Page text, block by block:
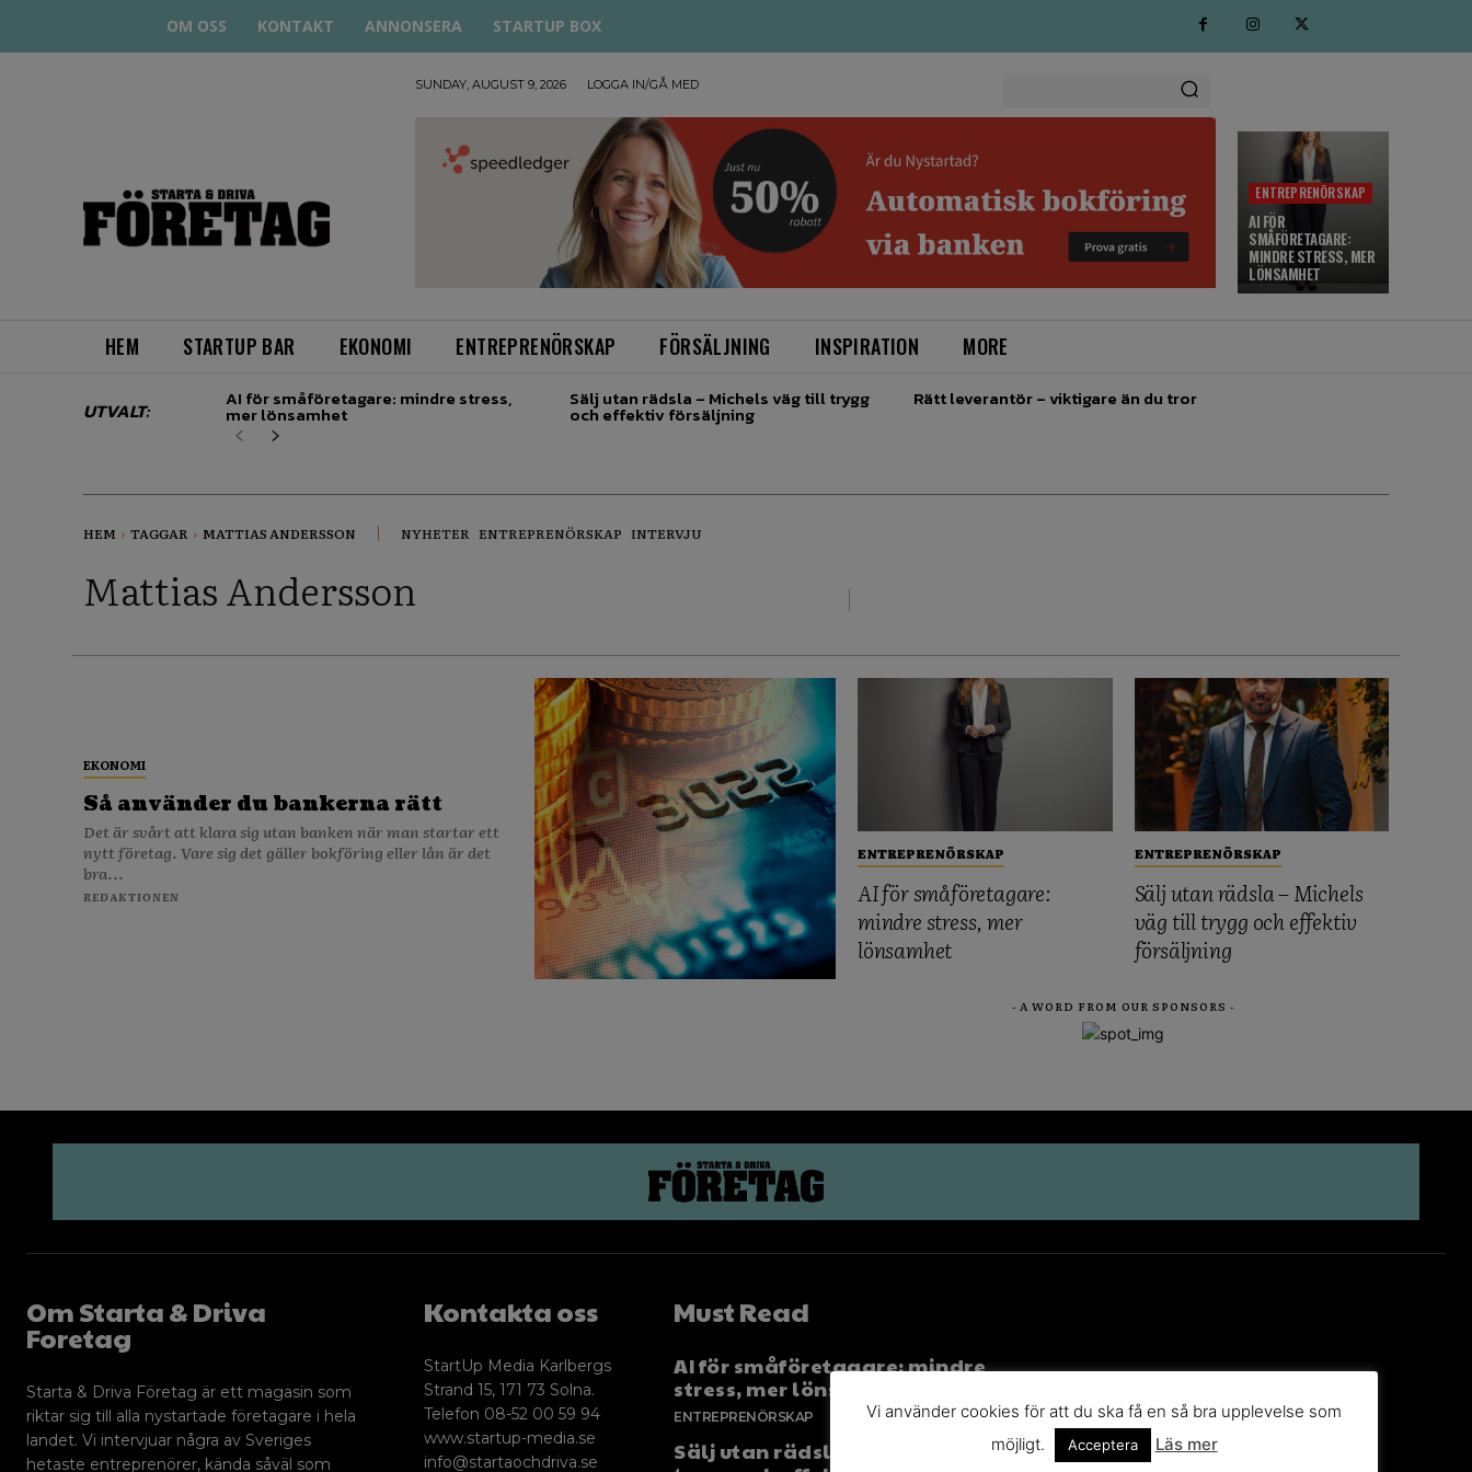
OM OSS KONTAKT ANNONSERA STARTUP BOX
SUNDAY, AUGUST 9, 2026 LOGGA IN/GÅ MED
ENTREPRENÖRSKAP
AI FÖR
SMÅFÖRETAGARE:
MINDRE STRESS, MER
LÖNSAMHET
HEM STARTUP BAR EKONOMI ENTREPRENÖRSKAP FÖRSÄLJNING INSPIRATION MORE
UTVALT: AI för småföretagare: mindre stress,
mer lönsamhet
Sälj utan rädsla – Michels väg till trygg
och effektiv försäljning
Rätt leverantör – viktigare än du tror
HEM TAGGAR MATTIAS ANDERSSON NYHETER ENTREPRENÖRSKAP INTERVJU
Mattias Andersson
EKONOMI
Så använder du bankerna rätt
Det är svårt att klara sig utan banken när man startar ett
nytt företag. Vare sig det gäller bokföring eller lån är det
bra...
REDAKTIONEN
ENTREPRENÖRSKAP
AI för småföretagare:
mindre stress, mer
lönsamhet
ENTREPRENÖRSKAP
Sälj utan rädsla – Michels
väg till trygg och effektiv
försäljning
- A WORD FROM OUR SPONSORS -
Om Starta & Driva
Foretag
Starta & Driva Företag är ett magasin som
riktar sig till alla nystartade företagare i hela
landet. Vi intervjuar några av Sveriges
hetaste entreprenörer, kända såväl som
Kontakta oss
StartUp Media Karlbergs
Strand 15, 171 73 Solna.
Telefon 08-52 00 59 94
www.startup-media.se
info@startaochdriva.se
Must Read
AI för småföretagare: mindre
stress, mer lönsamhet
ENTREPRENÖRSKAP
Sälj utan rädsla – Michels väg till
Vi använder cookies för att du ska få en så bra upplevelse som
möjligt.
Acceptera Läs mer